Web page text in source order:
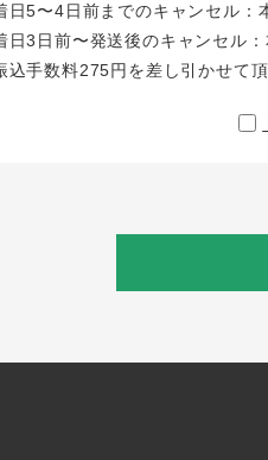
日5〜4日前までのキャンセル：
日3日前〜発送後のキャンセル
込手数料275円を差し引かせて頂